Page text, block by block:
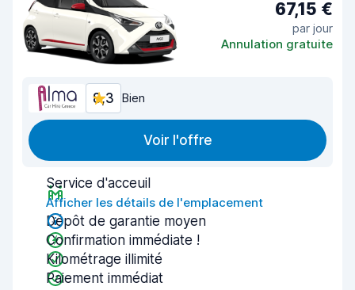
67,15 €
par jour
Annulation gratuite
8,3 Bien
Voir l'offre
Service d'acceuil
Afficher les détails de l'emplacement
Dépôt de garantie moyen
Confirmation immédiate !
Kilométrage illimité
Paiement immédiat